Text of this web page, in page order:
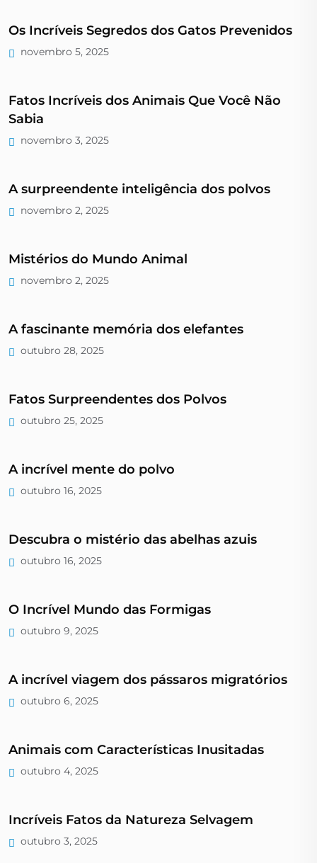
Os Incríveis Segredos dos Gatos Prevenidos
novembro 5, 2025
Fatos Incríveis dos Animais Que Você Não
Sabia
novembro 3, 2025
A surpreendente inteligência dos polvos
novembro 2, 2025
Mistérios do Mundo Animal
novembro 2, 2025
A fascinante memória dos elefantes
outubro 28, 2025
Fatos Surpreendentes dos Polvos
outubro 25, 2025
A incrível mente do polvo
outubro 16, 2025
Descubra o mistério das abelhas azuis
outubro 16, 2025
O Incrível Mundo das Formigas
outubro 9, 2025
A incrível viagem dos pássaros migratórios
outubro 6, 2025
Animais com Características Inusitadas
outubro 4, 2025
Incríveis Fatos da Natureza Selvagem
outubro 3, 2025